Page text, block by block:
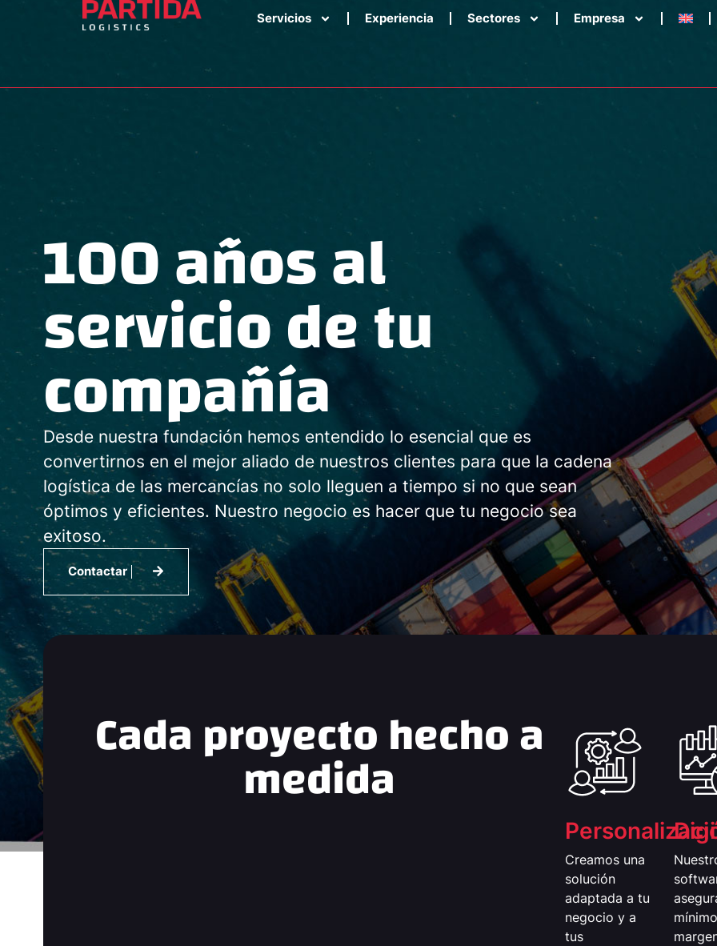
Servicios Experiencia Sectores Empresa
100 años al
servicio de tu
compañía
Desde nuestra fundación hemos entendido lo esencial que es
convertirnos en el mejor aliado de nuestros clientes para que la cadena
logística de las mercancías no solo lleguen a tiempo si no que sean
óptimos y eficientes. Nuestro negocio es hacer que tu negocio sea
exitoso.
Contactar
Cada proyecto hecho a
medida
Creamos una
solución
adaptada a tu
negocio y a
tus
mínimo